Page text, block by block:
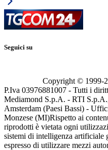
Seguici su
Copyright © 1999-
P.Iva 03976881007 - Tutti i
Mediamond S.p.A. - RTI
Amsterdam (Paesi Bassi) -
Monzese (MI)Rispetto ai
riprodotti è vietata ogni
sistemi di intelligenza artificiale
espresso di utilizzare mezzi